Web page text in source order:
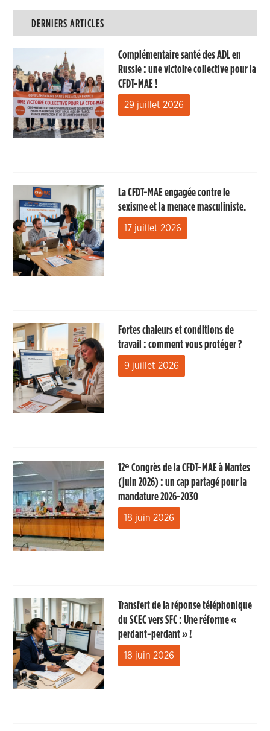
DERNIERS ARTICLES
Complémentaire santé des ADL en
Russie : une victoire collective pour la
CFDT-MAE !
29 juillet 2026
La CFDT-MAE engagée contre le
sexisme et la menace masculiniste.
17 juillet 2026
Fortes chaleurs et conditions de
travail : comment vous protéger ?
9 juillet 2026
12ᵉ Congrès de la CFDT-MAE à Nantes
(juin 2026) : un cap partagé pour la
mandature 2026-2030
18 juin 2026
Transfert de la réponse téléphonique
du SCEC vers SFC : Une réforme «
perdant-perdant » !
18 juin 2026